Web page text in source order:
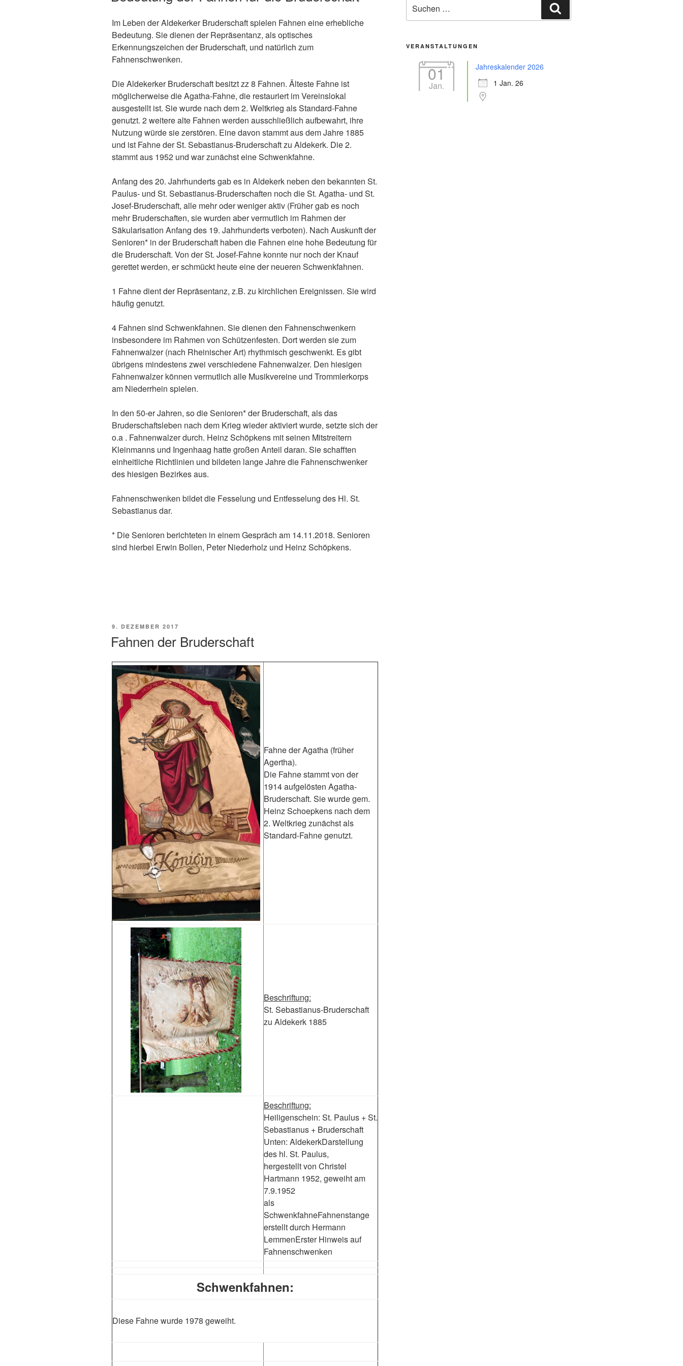
Im Leben der Aldekerker Bruderschaft spielen Fahnen eine erhebliche
Bedeutung. Sie dienen der Repräsentanz, als optisches
Erkennungszeichen der Bruderschaft, und natürlich zum
Fahnenschwenken.
Die Aldekerker Bruderschaft besitzt zz 8 Fahnen. Älteste Fahne ist
möglicherweise die Agatha-Fahne, die restauriert im Vereinslokal
ausgestellt ist. Sie wurde nach dem 2. Weltkrieg als Standard-Fahne
genutzt. 2 weitere alte Fahnen werden ausschließlich aufbewahrt, ihre
Nutzung würde sie zerstören. Eine davon stammt aus dem Jahre 1885
und ist Fahne der St. Sebastianus-Bruderschaft zu Aldekerk. Die 2.
stammt aus 1952 und war zunächst eine Schwenkfahne.
Anfang des 20. Jahrhunderts gab es in Aldekerk neben den bekannten St.
Paulus- und St. Sebastianus-Bruderschaften noch die St. Agatha- und St.
Josef-Bruderschaft, alle mehr oder weniger aktiv (Früher gab es noch
mehr Bruderschaften, sie wurden aber vermutlich im Rahmen der
Säkularisation Anfang des 19. Jahrhunderts verboten). Nach Auskunft der
Senioren* in der Bruderschaft haben die Fahnen eine hohe Bedeutung für
die Bruderschaft. Von der St. Josef-Fahne konnte nur noch der Knauf
gerettet werden, er schmückt heute eine der neueren Schwenkfahnen.
1 Fahne dient der Repräsentanz, z.B. zu kirchlichen Ereignissen. Sie wird
häufig genutzt.
4 Fahnen sind Schwenkfahnen. Sie dienen den Fahnenschwenkern
insbesondere im Rahmen von Schützenfesten. Dort werden sie zum
Fahnenwalzer (nach Rheinischer Art) rhythmisch geschwenkt. Es gibt
übrigens mindestens zwei verschiedene Fahnenwalzer. Den hiesigen
Fahnenwalzer können vermutlich alle Musikvereine und Trommlerkorps
am Niederrhein spielen.
In den 50-er Jahren, so die Senioren* der Bruderschaft, als das
Bruderschaftsleben nach dem Krieg wieder aktiviert wurde, setzte sich der
o.a . Fahnenwalzer durch. Heinz Schöpkens mit seinen Mitstreitern
Kleinmanns und Ingenhaag hatte großen Anteil daran. Sie schafften
einheitliche Richtlinien und bildeten lange Jahre die Fahnenschwenker
des hiesigen Bezirkes aus.
Fahnenschwenken bildet die Fesselung und Entfesselung des Hl. St.
Sebastianus dar.
* Die Senioren berichteten in einem Gespräch am 14.11.2018. Senioren
sind hierbei Erwin Bollen, Peter Niederholz und Heinz Schöpkens.
VERÖFFENTLICHT
9. DEZEMBER 2017
Fahnen der Bruderschaft
Fahne der Agatha (früher
Agertha).
Die Fahne stammt von der
1914 aufgelösten Agatha-
Bruderschaft. Sie wurde gem.
Heinz Schoepkens nach dem
2. Weltkrieg zunächst als
Standard-Fahne genutzt.
Beschriftung:
St. Sebastianus-Bruderschaft
zu Aldekerk 1885
Beschriftung:
Heiligenschein: St. Paulus + St.
Sebastianus + Bruderschaft
Unten: AldekerkDarstellung
des hl. St. Paulus,
hergestellt von Christel
Hartmann 1952, geweiht am
7.9.1952
als
SchwenkfahneFahnenstange
erstellt durch Hermann
LemmenErster Hinweis auf
Fahnenschwenken
Schwenkfahnen:
Diese Fahne wurde 1978 geweiht.
nach:
VERANSTALTUNGEN
01
Jan.
Jahreskalender 2026
1 Jan. 26